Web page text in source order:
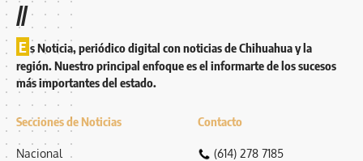
//
E s Noticia, periódico digital con noticias de Chihuahua y la
región. Nuestro principal enfoque es el informarte de los sucesos
más importantes del estado.
Secciones de Noticias
Nacional
Contacto
(614) 278 7185